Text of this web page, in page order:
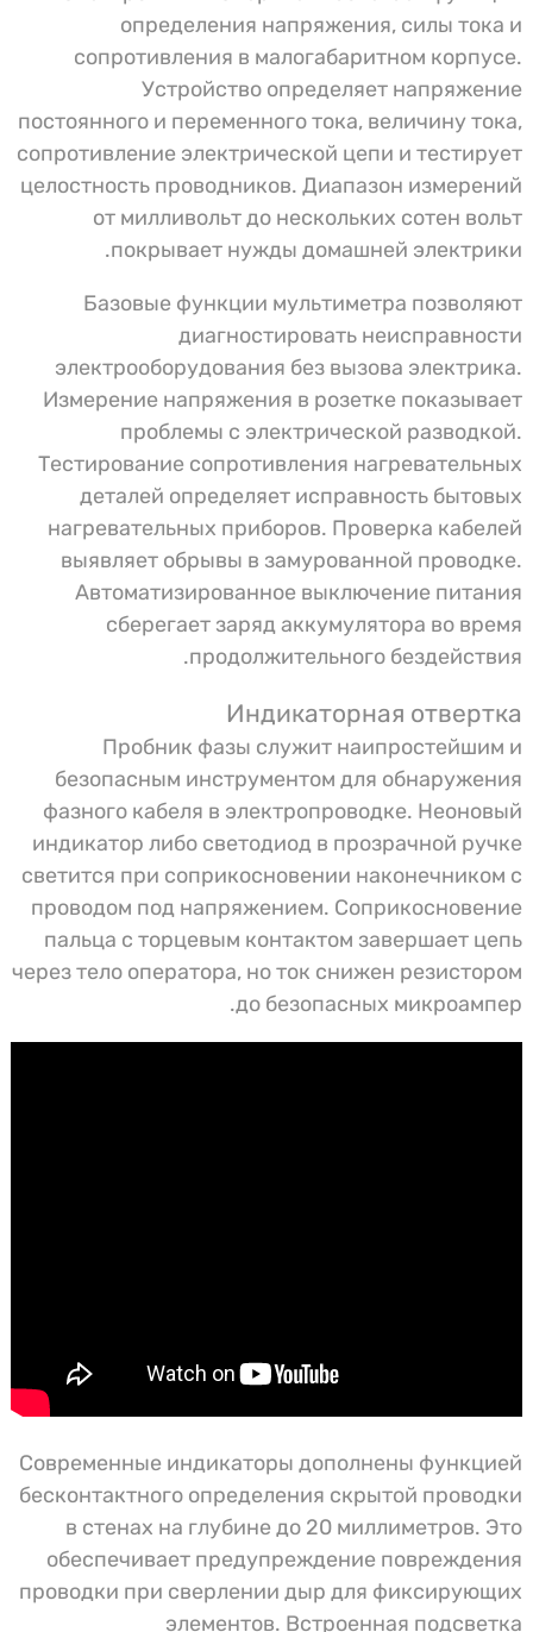
определения напряжения, силы тока и
сопротивления в малогабаритном корпусе.
Устройство определяет напряжение
постоянного и переменного тока, величину тока,
сопротивление электрической цепи и тестирует
целостность проводников. Диапазон измерений
от милливольт до нескольких сотен вольт
покрывает нужды домашней электрики.
Базовые функции мультиметра позволяют
диагностировать неисправности
электрооборудования без вызова электрика.
Измерение напряжения в розетке показывает
проблемы с электрической разводкой.
Тестирование сопротивления нагревательных
деталей определяет исправность бытовых
нагревательных приборов. Проверка кабелей
выявляет обрывы в замурованной проводке.
Автоматизированное выключение питания
сберегает заряд аккумулятора во время
продолжительного бездействия.
Индикаторная отвертка
Пробник фазы служит наипростейшим и
безопасным инструментом для обнаружения
фазного кабеля в электропроводке. Неоновый
индикатор либо светодиод в прозрачной ручке
светится при соприкосновении наконечником с
проводом под напряжением. Соприкосновение
пальца с торцевым контактом завершает цепь
через тело оператора, но ток снижен резистором
до безопасных микроампер.
Современные индикаторы дополнены функцией
бесконтактного определения скрытой проводки
в стенах на глубине до 20 миллиметров. Это
обеспечивает предупреждение повреждения
проводки при сверлении дыр для фиксирующих
элементов. Встроенная подсветка